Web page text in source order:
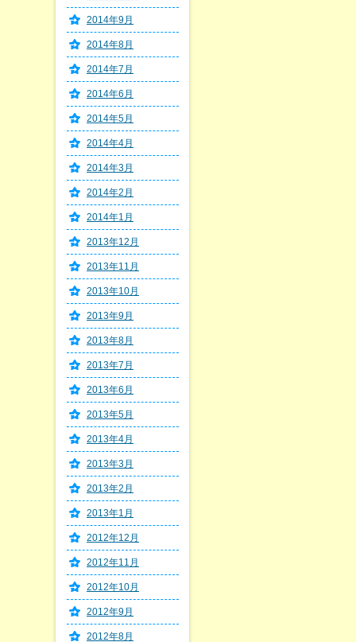
2014年9月
2014年8月
2014年7月
2014年6月
2014年5月
2014年4月
2014年3月
2014年2月
2014年1月
2013年12月
2013年11月
2013年10月
2013年9月
2013年8月
2013年7月
2013年6月
2013年5月
2013年4月
2013年3月
2013年2月
2013年1月
2012年12月
2012年11月
2012年10月
2012年9月
2012年8月